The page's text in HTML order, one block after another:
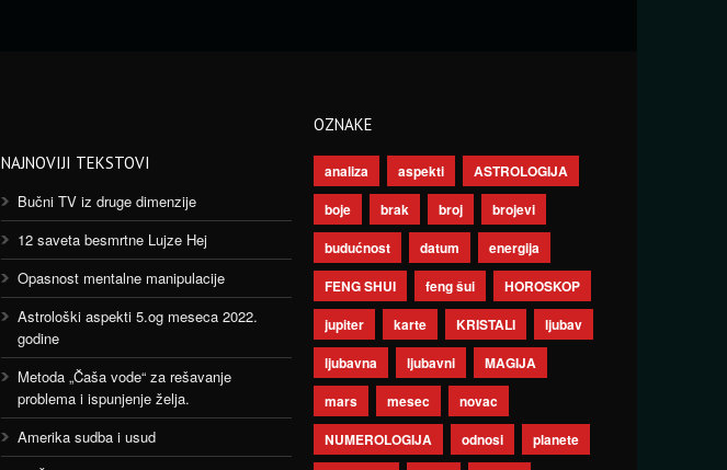
NAJNOVIJI TEKSTOVI
Bučni TV iz druge dimenzije
12 saveta besmrtne Lujze Hej
Opasnost mentalne manipulacije
Astrološki aspekti 5.og meseca 2022.
godine
Metoda „Čaša vode“ za rešavanje
problema i ispunjenje želja.
Amerika sudba i usud
OZNAKE
analiza aspekti
ASTROLOGIJA
boje
brak broj
brojevi
budućnost
datum
energija
FENG SHUI
feng šui
HOROSKOP
jupiter
karte KRISTALI
ljubav
ljubavna
ljubavni
MAGIJA
mars
mesec
novac
NUMEROLOGIJA
odnosi
planete